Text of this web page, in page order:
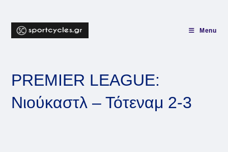
content
Menu
PREMIER LEAGUE:
Νιούκαστλ – Τότεναμ 2-3